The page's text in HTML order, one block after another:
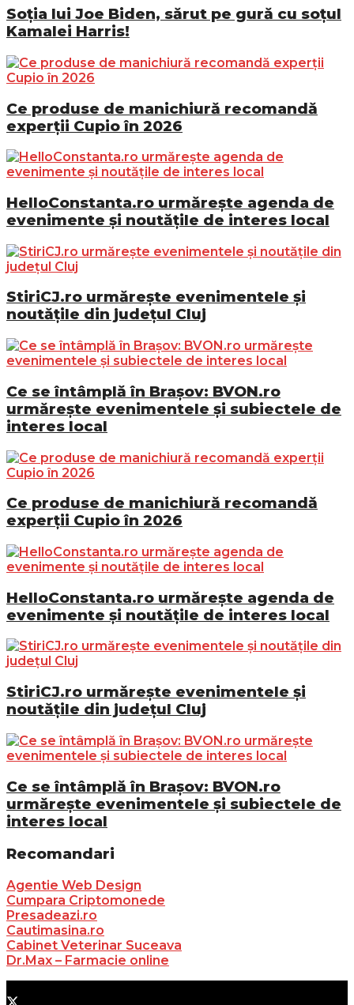
Soția lui Joe Biden, sărut pe gură cu soțul
Kamalei Harris!
Ce produse de manichiură recomandă
experții Cupio în 2026
HelloConstanta.ro urmărește agenda de
evenimente și noutățile de interes local
StiriCJ.ro urmărește evenimentele și
noutățile din județul Cluj
Ce se întâmplă în Brașov: BVON.ro
urmărește evenimentele și subiectele de
interes local
Ce produse de manichiură recomandă
experții Cupio în 2026
HelloConstanta.ro urmărește agenda de
evenimente și noutățile de interes local
StiriCJ.ro urmărește evenimentele și
noutățile din județul Cluj
Ce se întâmplă în Brașov: BVON.ro
urmărește evenimentele și subiectele de
interes local
Recomandari
Agentie Web Design
Cumpara Criptomonede
Presadeazi.ro
Cautimasina.ro
Cabinet Veterinar Suceava
Dr.Max – Farmacie online